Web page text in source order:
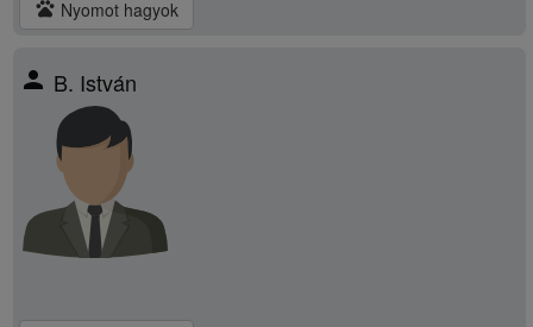
pets Nyomot hagyok
person B. István